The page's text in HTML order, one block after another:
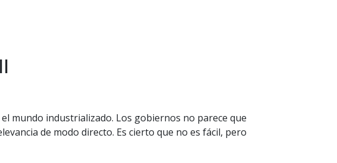
mundo industrializado. Los gobiernos no parece que
de modo directo. Es cierto que no es fácil, pero